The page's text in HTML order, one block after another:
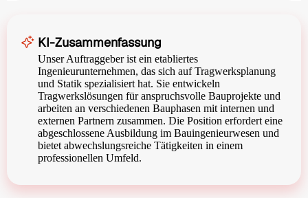
KI-Zusammenfassung
Unser Auftraggeber ist ein etabliertes
Ingenieurunternehmen, das sich auf Tragwerksplanung
und Statik spezialisiert hat. Sie entwickeln
Tragwerkslösungen für anspruchsvolle Bauprojekte und
arbeiten an verschiedenen Bauphasen mit internen und
externen Partnern zusammen. Die Position erfordert eine
abgeschlossene Ausbildung im Bauingenieurwesen und
bietet abwechslungsreiche Tätigkeiten in einem
professionellen Umfeld.